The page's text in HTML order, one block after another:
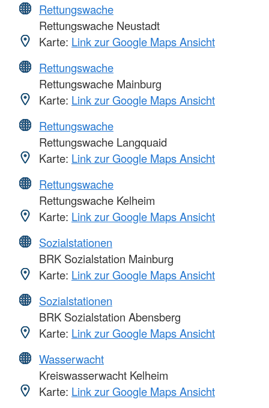
Rettungswache
Rettungswache Neustadt
Karte: Link zur Google Maps Ansicht
Rettungswache
Rettungswache Mainburg
Karte: Link zur Google Maps Ansicht
Rettungswache
Rettungswache Langquaid
Karte: Link zur Google Maps Ansicht
Rettungswache
Rettungswache Kelheim
Karte: Link zur Google Maps Ansicht
Sozialstationen
BRK Sozialstation Mainburg
Karte: Link zur Google Maps Ansicht
Sozialstationen
BRK Sozialstation Abensberg
Karte: Link zur Google Maps Ansicht
Wasserwacht
Kreiswasserwacht Kelheim
Karte: Link zur Google Maps Ansicht